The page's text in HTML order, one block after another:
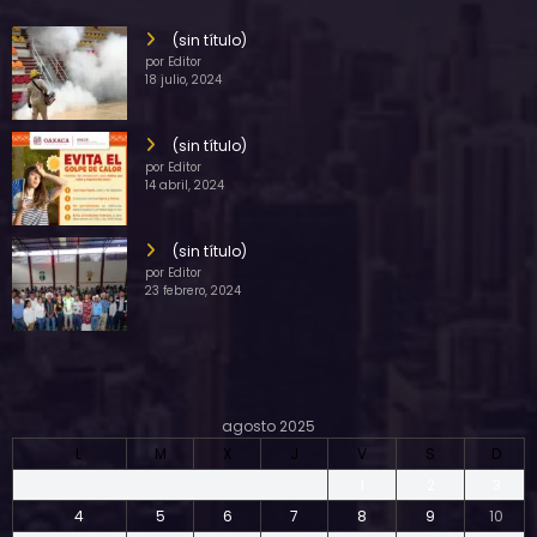
(sin título)
por Editor
18 julio, 2024
(sin título)
por Editor
14 abril, 2024
(sin título)
por Editor
23 febrero, 2024
agosto 2025
L
M X J V S
D
4
5 6 7 8 9
10